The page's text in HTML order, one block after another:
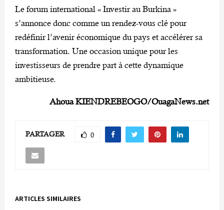
Le forum international « Investir au Burkina »
s’annonce donc comme un rendez-vous clé pour
redéfinir l’avenir économique du pays et accélérer sa
transformation. Une occasion unique pour les
investisseurs de prendre part à cette dynamique
ambitieuse.
Ahoua KIENDREBEOGO/OuagaNews.net
PARTAGER 0
ARTICLES SIMILAIRES